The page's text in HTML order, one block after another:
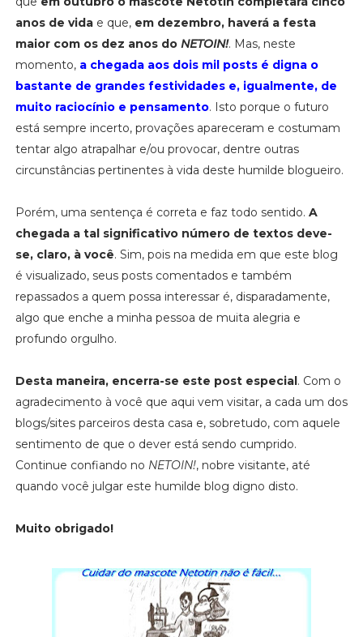
anos de vidae que, em dezembro, haverá a festa
maior com os dez anos do NETOIN!. Mas, neste
momento, a chegada aos dois mil posts é digna o
bastante de grandes festividades e, igualmente, de
muito raciocínio e pensamento. Isto porque o futuro
está sempre incerto, provações apareceram e costumam
tentar algo atrapalhar e/ou provocar, dentre outras
circunstâncias pertinentes à vida deste humilde blogueiro.
Porém, uma sentença é correta e faz todo sentido. A
chegada a tal significativo número de textos deve-
se, claro, à você. Sim, pois na medida em que este blog
é visualizado, seus posts comentados e também
repassados a quem possa interessar é, disparadamente,
algo que enche a minha pessoa de muita alegria e
profundo orgulho.
Desta maneira, encerra-se este post especial. Com o
agradecimento à você que aqui vem visitar, a cada um dos
blogs/sites parceiros desta casa e, sobretudo, com aquele
sentimento de que o dever está sendo cumprido.
Continue confiando no NETOIN!, nobre visitante, até
quando você julgar este humilde blog digno disto.
Muito obrigado!